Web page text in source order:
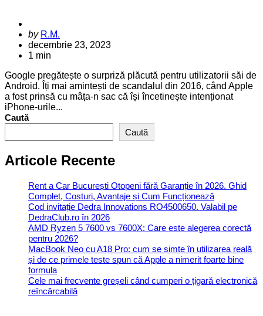
Posted
by
by R.M.
decembrie 23, 2023
1 min
Google pregătește o surpriză plăcută pentru utilizatorii săi de
Android. Îți mai amintești de scandalul din 2016, când Apple
a fost prinsă cu mâța-n sac că își încetinește intenționat
iPhone-urile...
Caută
Caută
Articole Recente
Rent a Car București Otopeni fără Garanție în 2026. Ghid
Complet, Costuri, Avantaje și Cum Funcționează
Cod invitație Dedra Innovations RO4500650. Valabil pe
DedraClub.ro în 2026
AMD Ryzen 5 7600 vs 7600X: Care este alegerea corectă
pentru 2026?
MacBook Neo cu A18 Pro: cum se simte în utilizarea reală
și de ce primele teste spun că Apple a nimerit foarte bine
formula
Cele mai frecvente greșeli când cumperi o țigară electronică
reîncărcabilă